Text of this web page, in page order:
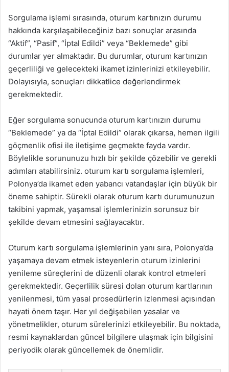
Sorgulama işlemi sırasında, oturum kartınızın durumu
hakkında karşılaşabileceğiniz bazı sonuçlar arasında
“Aktif”, “Pasif”, “İptal Edildi” veya “Beklemede” gibi
durumlar yer almaktadır. Bu durumlar, oturum kartınızın
geçerliliği ve gelecekteki ikamet izinlerinizi etkileyebilir.
Dolayısıyla, sonuçları dikkatlice değerlendirmek
gerekmektedir.
Eğer sorgulama sonucunda oturum kartınızın durumu
“Beklemede” ya da “İptal Edildi” olarak çıkarsa, hemen ilgili
göçmenlik ofisi ile iletişime geçmekte fayda vardır.
Böylelikle sorununuzu hızlı bir şekilde çözebilir ve gerekli
adımları atabilirsiniz. oturum kartı sorgulama işlemleri,
Polonya’da ikamet eden yabancı vatandaşlar için büyük bir
öneme sahiptir. Sürekli olarak oturum kartı durumunuzun
takibini yapmak, yaşamsal işlemlerinizin sorunsuz bir
şekilde devam etmesini sağlayacaktır.
Oturum kartı sorgulama işlemlerinin yanı sıra, Polonya’da
yaşamaya devam etmek isteyenlerin oturum izinlerini
yenileme süreçlerini de düzenli olarak kontrol etmeleri
gerekmektedir. Geçerlilik süresi dolan oturum kartlarının
yenilenmesi, tüm yasal prosedürlerin izlenmesi açısından
hayati önem taşır. Her yıl değişebilen yasalar ve
yönetmelikler, oturum sürelerinizi etkileyebilir. Bu noktada,
resmi kaynaklardan güncel bilgilere ulaşmak için bilgisini
periyodik olarak güncellemek de önemlidir.